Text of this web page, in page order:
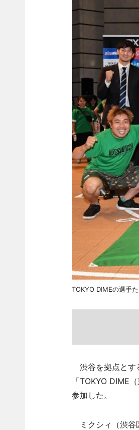
TOKYO DIMEの選手
渋谷を拠点とす
「TOKYO DIME
参加した。
ミクシィ（渋谷